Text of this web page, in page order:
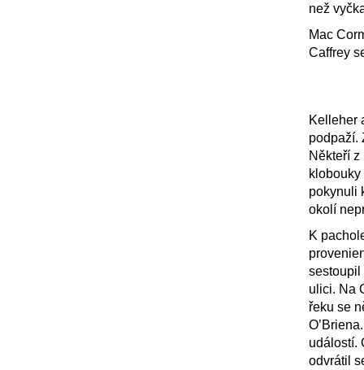
než
Mac
Caffrey
Kelleher
podpaží.
Někteří
pokynuli
okolí
K
sestoupil
ulici. Na
řeku se
událostí.
odvrátil